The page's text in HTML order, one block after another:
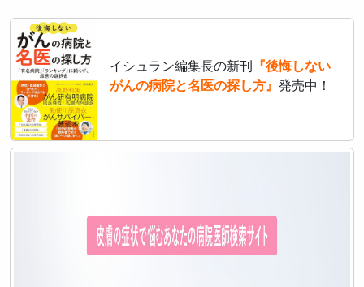
イシュラン編集長の新刊
『後悔しない
がんの病院と名医の探し方』 発売中！